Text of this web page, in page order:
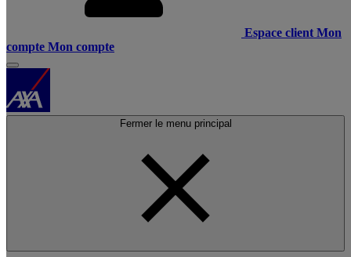
Espace client Mon
compte Mon compte
Fermer le menu principal